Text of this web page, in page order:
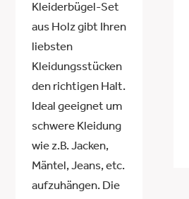
Kleiderbügel-Set
aus Holz gibt Ihren
liebsten
Kleidungsstücken
den richtigen Halt.
Ideal geeignet um
schwere Kleidung
wie z.B. Jacken,
Mäntel, Jeans, etc.
aufzuhängen. Die